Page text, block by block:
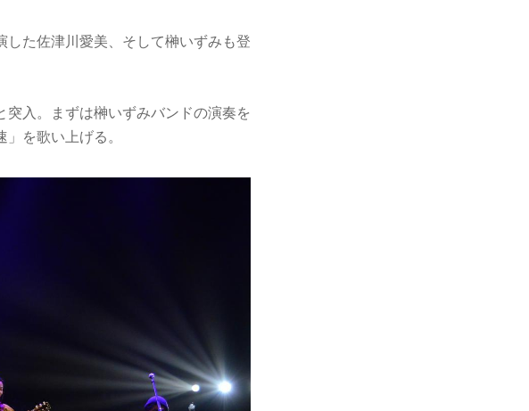
た佐津川愛美、そして榊いずみも登
入。まずは榊いずみバンドの演奏を
を歌い上げる。